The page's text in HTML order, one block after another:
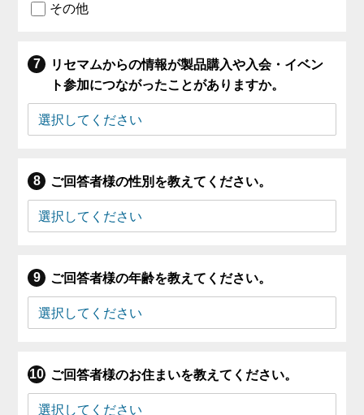
その他
リセマムからの情報が製品購入や入会・イベン
ト参加につながったことがありますか。
ご回答者様の性別を教えてください。
ご回答者様の年齢を教えてください。
ご回答者様のお住まいを教えてください。